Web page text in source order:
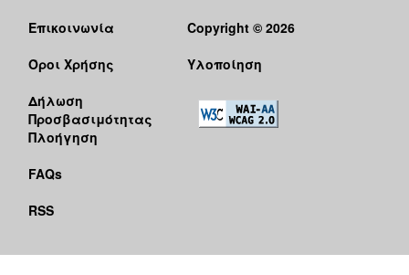
Επικοινωνία
Όροι Χρήσης
Δήλωση
Προσβασιμότητας
Πλοήγηση
FAQs
RSS
Copyright © 2026
Υλοποίηση